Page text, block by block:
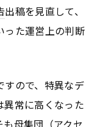
出稿を見直して、
った運営上の判断
すので、特異なデ
異常に高くなった